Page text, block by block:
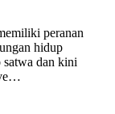
peranan
hidup
satwa dan kini